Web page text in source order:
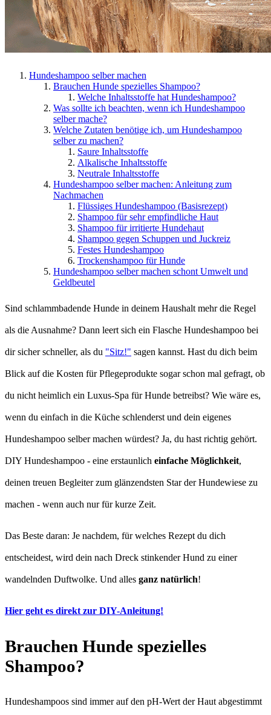
Hundeshampoo selber machen
Brauchen Hunde spezielles Shampoo?
Welche Inhaltsstoffe hat Hundeshampoo?
Was sollte ich beachten, wenn ich Hundeshampoo
selber mache?
Welche Zutaten benötige ich, um Hundeshampoo
selber zu machen?
Saure Inhaltsstoffe
Alkalische Inhaltsstoffe
Neutrale Inhaltsstoffe
Hundeshampoo selber machen: Anleitung zum
Nachmachen
Flüssiges Hundeshampoo (Basisrezept)
Shampoo für sehr empfindliche Haut
Shampoo für irritierte Hundehaut
Shampoo gegen Schuppen und Juckreiz
Festes Hundeshampoo
Trockenshampoo für Hunde
Hundeshampoo selber machen schont Umwelt und
Geldbeutel
Sind schlammbadende Hunde in deinem Haushalt mehr die Regel
als die Ausnahme? Dann leert sich ein Flasche Hundeshampoo bei
dir sicher schneller, als du "Sitz!" sagen kannst. Hast du dich beim
Blick auf die Kosten für Pflegeprodukte sogar schon mal gefragt, ob
du nicht heimlich ein Luxus-Spa für Hunde betreibst? Wie wäre es,
wenn du einfach in die Küche schlenderst und dein eigenes
Hundeshampoo selber machen würdest? Ja, du hast richtig gehört.
DIY Hundeshampoo - eine erstaunlich einfache Möglichkeit,
deinen treuen Begleiter zum glänzendsten Star der Hundewiese zu
machen - wenn auch nur für kurze Zeit.
Das Beste daran: Je nachdem, für welches Rezept du dich
entscheidest, wird dein nach Dreck stinkender Hund zu einer
wandelnden Duftwolke. Und alles ganz natürlich!
Hier geht es direkt zur DIY-Anleitung!
Brauchen Hunde spezielles
Shampoo?
Hundeshampoos sind immer auf den pH-Wert der Haut abgestimmt